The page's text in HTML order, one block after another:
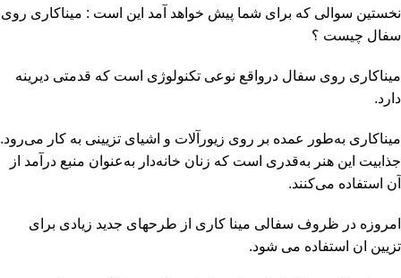
نخستین سوالی که برای شما پیش خواهد آمد این است : میناکاری روی
سفال چیست ؟
میناکاری روی سفال درواقع نوعی تکنولوژی است که قدمتی دیرینه
دارد.
میناکاری به‌طور عمده بر روی زیورآلات و اشیای تزیینی به کار می‌رود.
جذابیت این هنر به‌قدری است که زنان خانه‌دار به‌عنوان منبع درآمد از
آن استفاده می‌کنند.
امروزه در ظروف سفالی مینا کاری از طرحهای جدید زیادی برای
تزیین ان استفاده می شود.